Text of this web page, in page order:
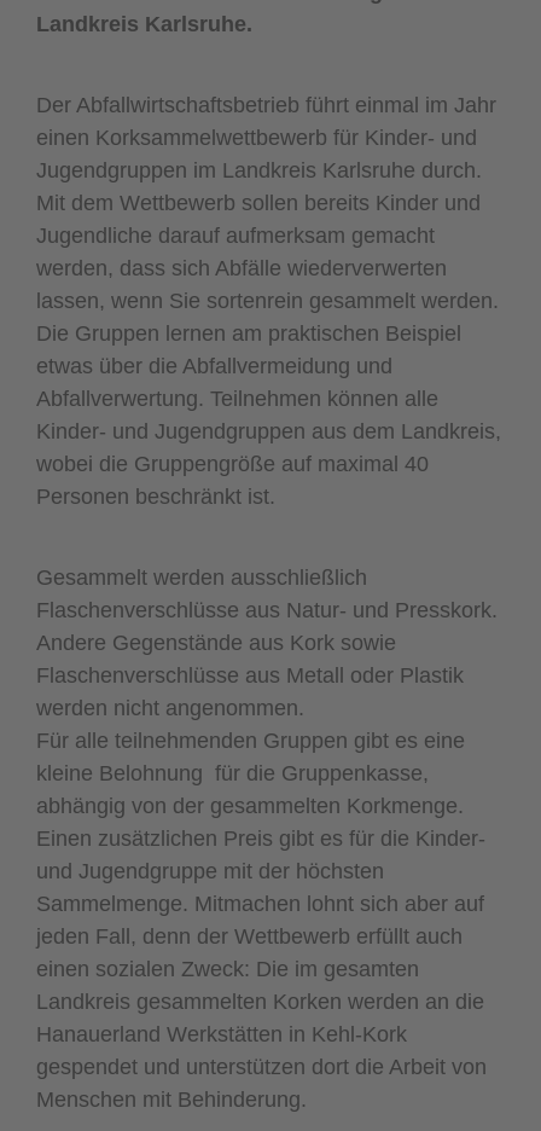
Landkreis Karlsruhe.
Der Abfallwirtschaftsbetrieb führt einmal im Jahr
einen Korksammelwettbewerb für Kinder- und
Jugendgruppen im Landkreis Karlsruhe durch.
Mit dem Wettbewerb sollen bereits Kinder und
Jugendliche darauf aufmerksam gemacht
werden, dass sich Abfälle wiederverwerten
lassen, wenn Sie sortenrein gesammelt werden.
Die Gruppen lernen am praktischen Beispiel
etwas über die Abfallvermeidung und
Abfallverwertung. Teilnehmen können alle
Kinder- und Jugendgruppen aus dem Landkreis,
wobei die Gruppengröße auf maximal 40
Personen beschränkt ist.
Gesammelt werden ausschließlich
Flaschenverschlüsse aus Natur- und Presskork.
Andere Gegenstände aus Kork sowie
Flaschenverschlüsse aus Metall oder Plastik
werden nicht angenommen.
Für alle teilnehmenden Gruppen gibt es eine
kleine Belohnung für die Gruppenkasse,
abhängig von der gesammelten Korkmenge.
Einen zusätzlichen Preis gibt es für die Kinder-
und Jugendgruppe mit der höchsten
Sammelmenge. Mitmachen lohnt sich aber auf
jeden Fall, denn der Wettbewerb erfüllt auch
einen sozialen Zweck: Die im gesamten
Landkreis gesammelten Korken werden an die
Hanauerland Werkstätten in Kehl-Kork
gespendet und unterstützen dort die Arbeit von
Menschen mit Behinderung.